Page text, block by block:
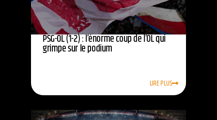
PSG-OL (1-2) : l’énorme coup de l’OL qui
grimpe sur le podium
LIRE PLUS